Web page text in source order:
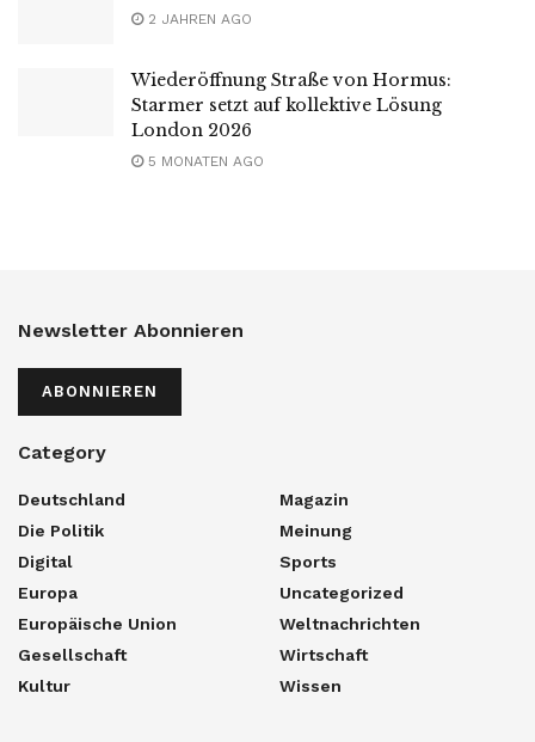
2 JAHREN AGO
Wiederöffnung Straße von Hormus:
Starmer setzt auf kollektive Lösung
London 2026
5 MONATEN AGO
Newsletter Abonnieren
ABONNIEREN
Category
Deutschland
Die Politik
Digital
Europa
Europäische Union
Gesellschaft
Kultur
Magazin
Meinung
Sports
Uncategorized
Weltnachrichten
Wirtschaft
Wissen